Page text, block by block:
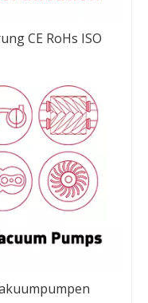
CE RoHs ISO